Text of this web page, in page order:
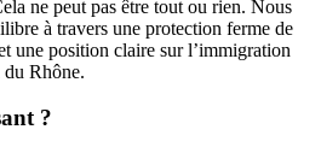
ne peut pas être tout ou rien. Nous
à travers une protection ferme de
une position claire sur l’immigration
du Rhône.
?